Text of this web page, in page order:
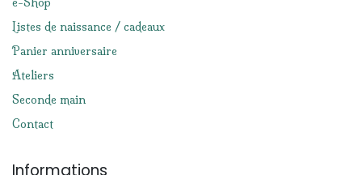
Listes de naissance / cadeaux
Panier anniversaire
Ateliers
Seconde main
Contact